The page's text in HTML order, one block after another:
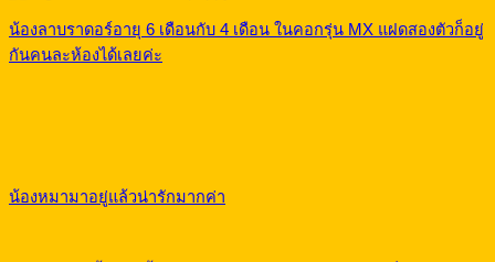
น้องลาบราดอร์อายุ 6 เดือนกับ 4 เดือน ในคอกรุ่น MX แฝดสองตัวก็อยู่
กันคนละห้องได้เลยค่ะ
น้องหมามาอยู่แล้วน่ารักมากค่า